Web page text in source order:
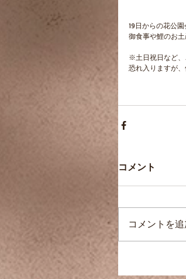
19日からの花公園
御食事や鯉のお
※土日祝日など、
恐れ入りますが、
コメント
コメントを